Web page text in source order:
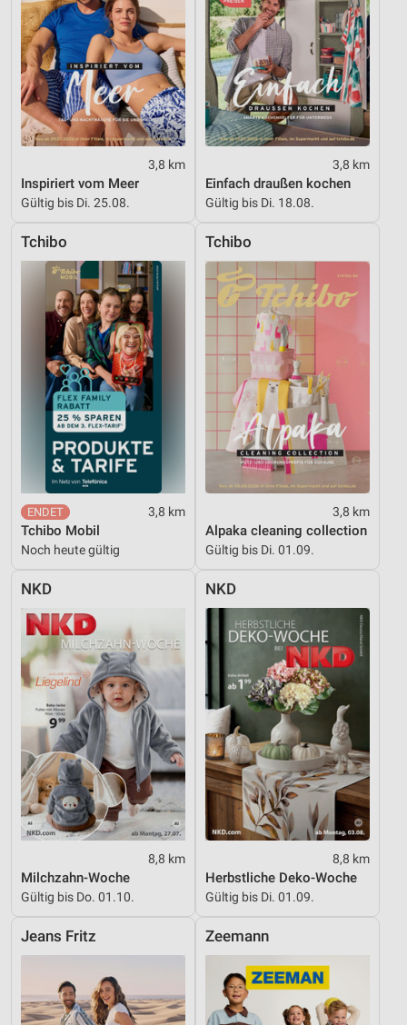
3,8 km
Inspiriert vom Meer
Gültig bis Di. 25.08.
3,8 km
Einfach draußen kochen
Gültig bis Di. 18.08.
Tchibo
3,8 km
Tchibo Mobil
Noch heute gültig
Tchibo
3,8 km
Alpaka cleaning collection
Gültig bis Di. 01.09.
NKD
8,8 km
Milchzahn-Woche
Gültig bis Do. 01.10.
NKD
8,8 km
Herbstliche Deko-Woche
Gültig bis Di. 01.09.
Jeans Fritz Zeemann
IAB-Besonderheiten:
Verwendung genauer Standortdaten
Geräte anhand von aktiv angeforderten
Informationen identifizieren
Nicht-IAB-Verarbeitungszwecke:
Performance
Funktional
Werbung